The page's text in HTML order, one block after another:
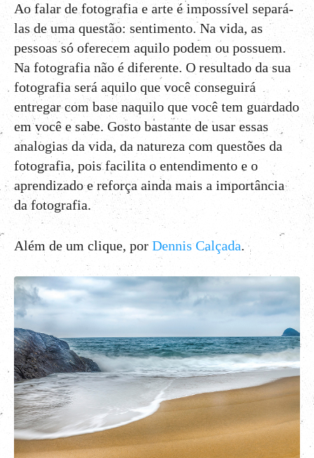
Ao falar de fotografia e arte é impossível separá-
las de uma questão: sentimento. Na vida, as
pessoas só oferecem aquilo podem ou possuem.
Na fotografia não é diferente. O resultado da sua
fotografia será aquilo que você conseguirá
entregar com base naquilo que você tem guardado
em você e sabe. Gosto bastante de usar essas
analogias da vida, da natureza com questões da
fotografia, pois facilita o entendimento e o
aprendizado e reforça ainda mais a importância
da fotografia.
Além de um clique, por Dennis Calçada.